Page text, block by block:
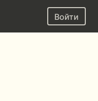
Войти